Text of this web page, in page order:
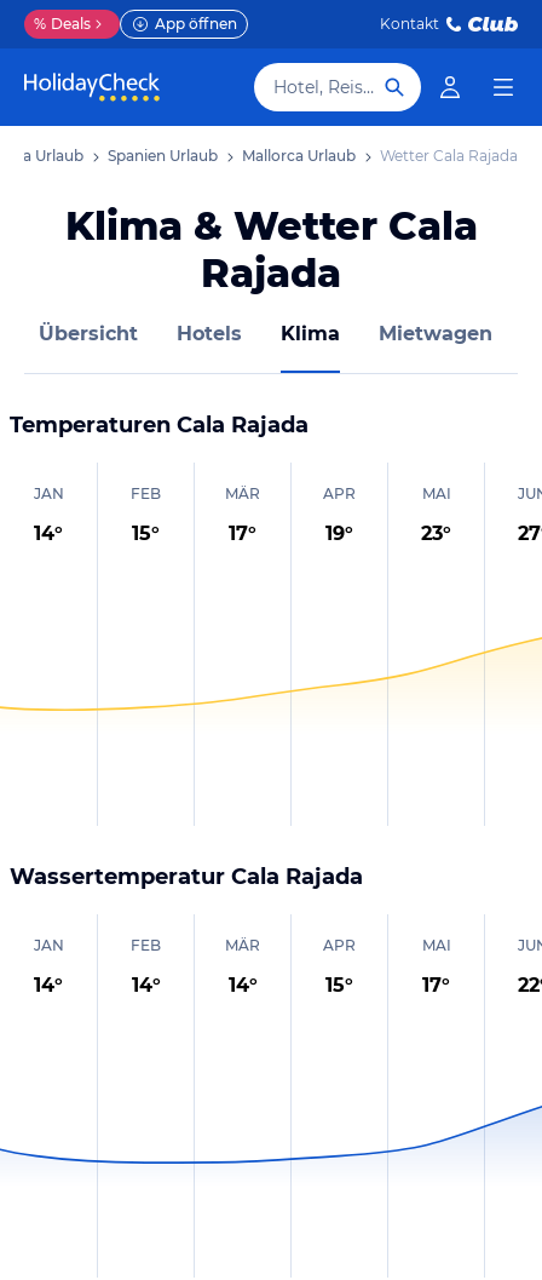
% Deals App öffnen Kontakt
Hotel, Reiseziel
Urlaub Spanien Urlaub Mallorca Urlaub Wetter Cala Rajada
Klima & Wetter Cala
Rajada
Übersicht Hotels Klima Mietwagen
Temperaturen Cala Rajada
JAN
14°
FEB
15°
MÄR
17°
APR
19°
MAI
23° 27
Wassertemperatur Cala Rajada
JAN
14°
FEB
14°
MÄR
14°
APR
15°
MAI
17° 22